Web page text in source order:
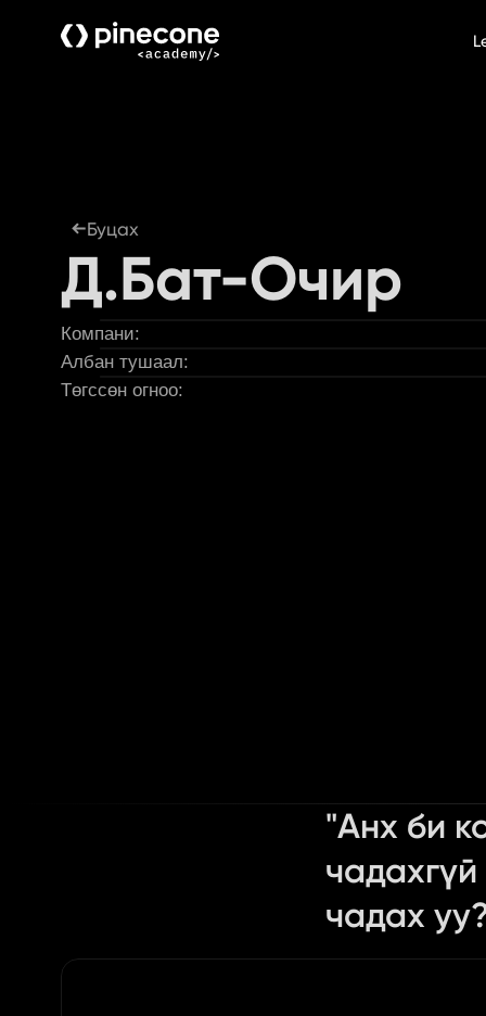
Буцах
Д.Бат-Очир
Компани:
Албан тушаал:
Төгссөн огноо:
"Анх би
чадах